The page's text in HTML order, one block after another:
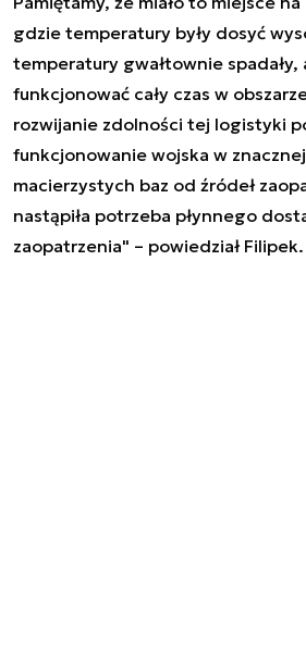
gdzie temperatury były dosyć
temperatury gwałtownie spadały,
funkcjonować cały czas w
rozwijanie zdolności tej logistyki
funkcjonowanie wojska w
macierzystych baz od źródeł
nastąpiła potrzeba płynnego
zaopatrzenia" – powiedział Filipek.